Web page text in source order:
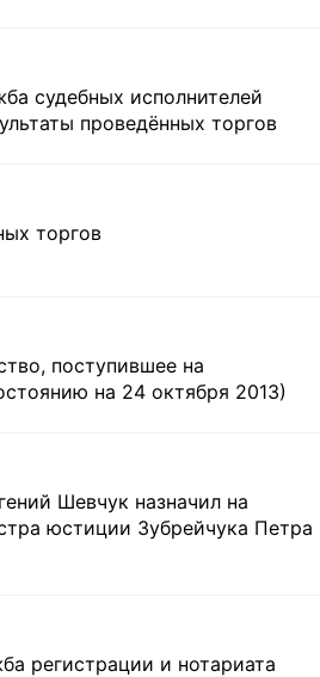
судебных исполнителей
проведённых торгов
торгов
поступившее на
на 24 октября 2013)
Шевчук назначил на
юстиции Зубрейчука Петра
регистрации и нотариата